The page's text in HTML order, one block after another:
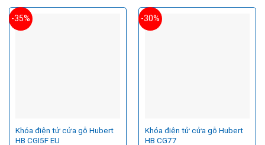
-35%
Khóa điện tử cửa gỗ Hubert
HB CGI5F EU
-30%
Khóa điện tử cửa gỗ Hubert
HB CG77